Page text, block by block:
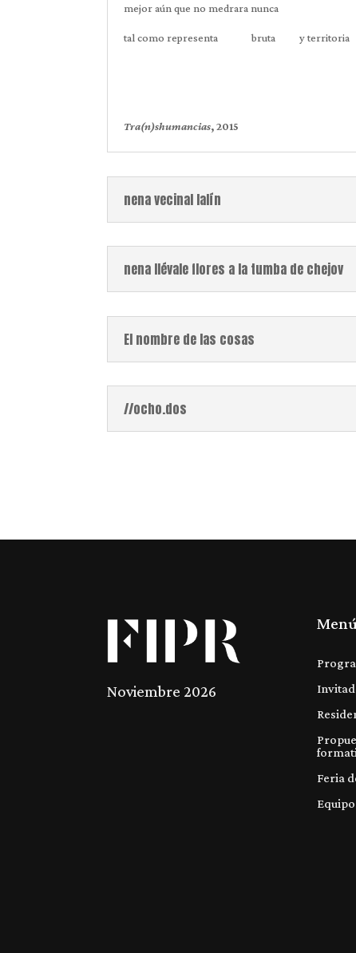
mejor aún que no medrara nunca
tal como representa bruta y territoria
Tra(n)shumancias, 2015
nena vecinal lalín
nena llévale flores a la tumba de chejov
El nombre de las cosas
//ocho.dos
Noviembre 2026
Menú
Feria
Equipo